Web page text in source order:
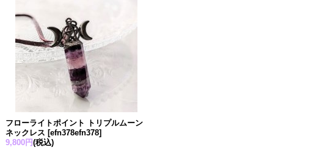
フローライトポイント トリプルムーン
ネックレス [efn378efn378]
9,800円(税込)